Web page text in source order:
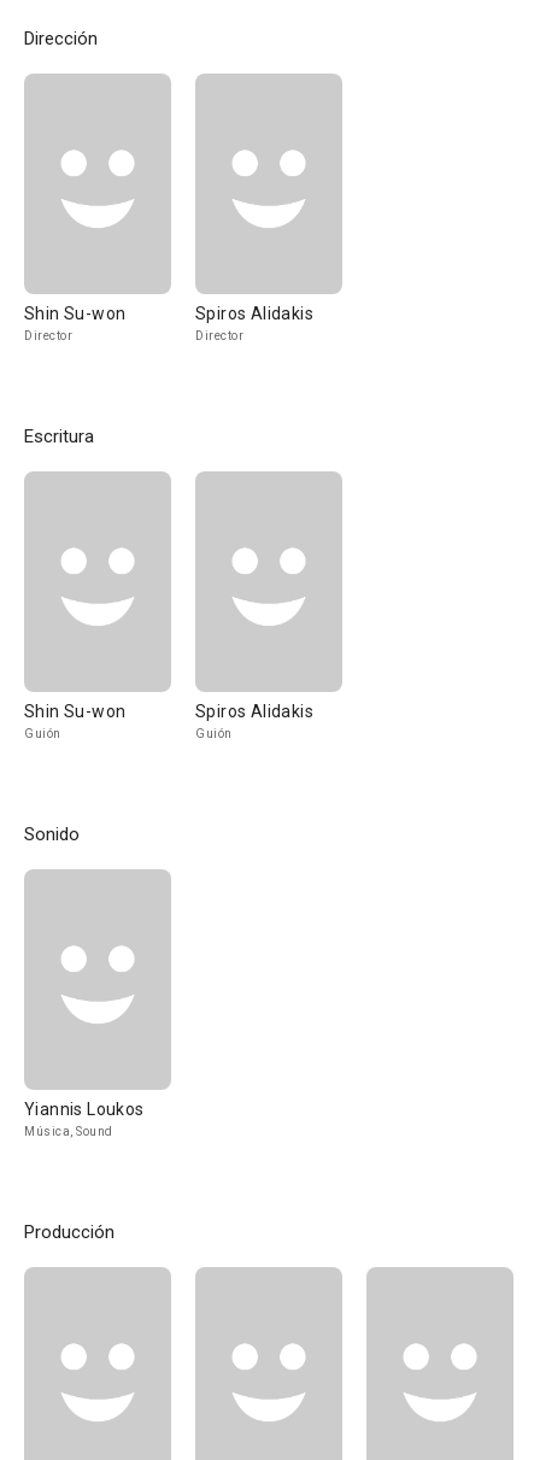
Dirección
Shin Su-won
Director
Spiros Alidakis
Director
Escritura
Shin Su-won
Guión
Spiros Alidakis
Guión
Sonido
Yiannis Loukos
Música, Sound
Producción